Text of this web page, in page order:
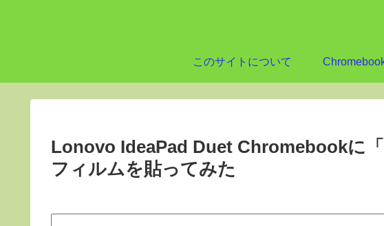
このサイトについて
Lonovo IdeaPad Duet Chromebookに
フィルムを貼ってみた